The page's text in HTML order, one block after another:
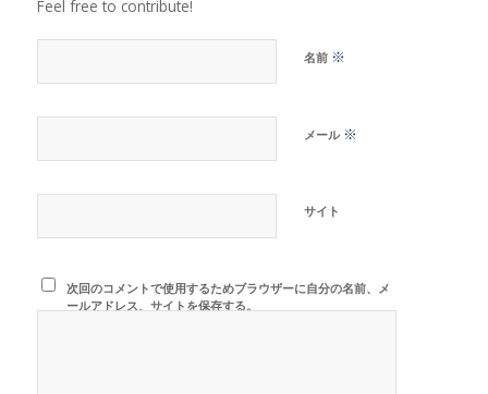
Feel free to contribute!
名前 ※
メール ※
サイト
次回のコメントで使用するためブラウザーに自分の名前、メ
ールアドレス、サイトを保存する。